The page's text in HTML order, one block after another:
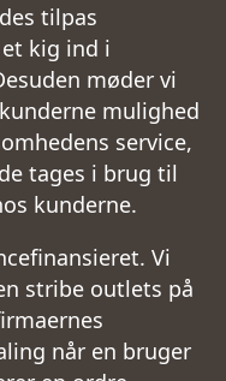
tilpas
kig ind i
møder vi
mulighed
service,
tages i brug til
kunderne.
Vi
stribe outlets på
når en bruger